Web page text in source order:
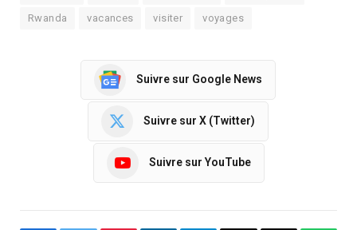
Rwanda vacances visiter voyages
Suivre sur Google News
Suivre sur X (Twitter)
Suivre sur YouTube